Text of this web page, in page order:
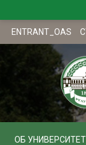
ENTRANT_OAS
ОБ